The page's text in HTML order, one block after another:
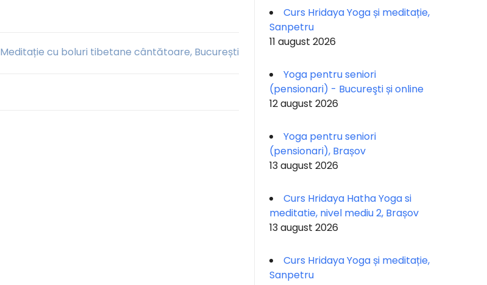
Meditație cu boluri tibetane cântătoare, București
Curs Hridaya Yoga și meditație,
Sanpetru
11 august 2026
Yoga pentru seniori
(pensionari) - Bucureşti și online
12 august 2026
Yoga pentru seniori
(pensionari), Brașov
13 august 2026
Curs Hridaya Hatha Yoga si
meditatie, nivel mediu 2, Brașov
13 august 2026
Curs Hridaya Yoga și meditație,
Sanpetru